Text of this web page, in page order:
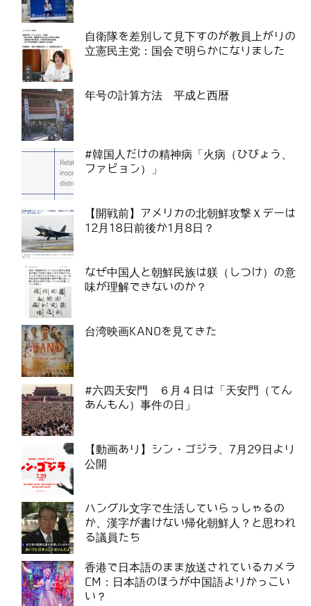
自衛隊を差別して見下すのが教員上がりの
立憲民主党：国会で明らかになりました
年号の計算方法 平成と西暦
#韓国人だけの精神病「火病（ひびょう、
ファビョン）」
【開戦前】アメリカの北朝鮮攻撃Ｘデーは
12月18日前後か1月8日？
なぜ中国人と朝鮮民族は躾（しつけ）の意
味が理解できないのか？
台湾映画KANOを見てきた
#六四天安門 ６月４日は「天安門（てん
あんもん）事件の日」
【動画あり】シン・ゴジラ、7月29日より
公開
ハングル文字で生活していらっしゃるの
か、漢字が書けない帰化朝鮮人？と思われ
る議員たち
香港で日本語のまま放送されているカメラ
CM：日本語のほうが中国語よりかっこい
い？